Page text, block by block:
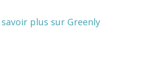
savoir plus sur Greenly